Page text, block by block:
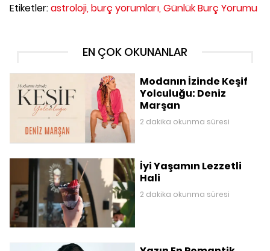
Etiketler:astroloji, burç yorumları, Günlük Burç Yorumu
EN ÇOK OKUNANLAR
Modanın İzinde Keşif
Yolculuğu: Deniz
Marşan
2 dakika okunma süresi
İyi Yaşamın Lezzetli
Hali
2 dakika okunma süresi